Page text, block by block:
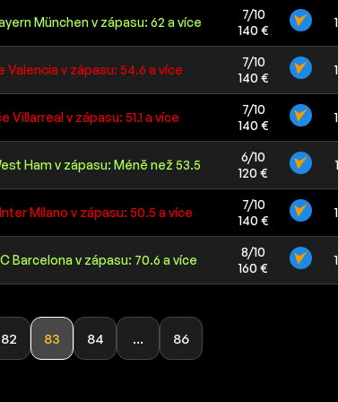
München v zápasu: 62 a více
7/10
140 €
Valencia v zápasu: 54.6 a více
7/10
140 €
Villarreal v zápasu: 51.1 a více
7/10
140 €
Ham v zápasu: Méně než 53.5
6/10
120 €
Milano v zápasu: 50.5 a více
7/10
140 €
Barcelona v zápasu: 70.6 a více
8/10
160 €
82 83 84 ... 86